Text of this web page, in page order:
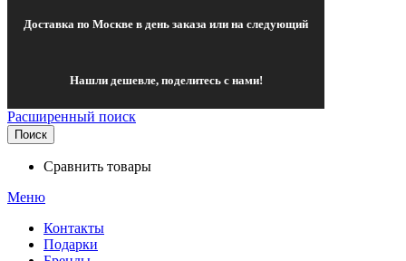
Доставка по Москве в день заказа или на следующий
Нашли дешевле, поделитесь с нами!
Расширенный поиск
Поиск
Сравнить товары
Меню
Контакты
Подарки